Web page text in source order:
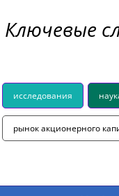
Ключевые
исследования
рынок акционерного